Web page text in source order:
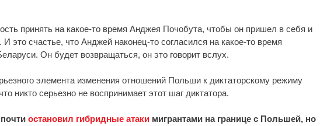
принять на какое-то время Анджея Почобута, чтобы он пришел в себя и
И это счастье, что Анджей наконец-то согласился на какое-то время
Он будет возвращаться, он это говорит вслух.
элемента изменения отношений Польши к диктаторскому режиму
никто серьезно не воспринимает этот шаг диктатора.
остановил гибридные атаки мигрантами на границе с Польшей, но